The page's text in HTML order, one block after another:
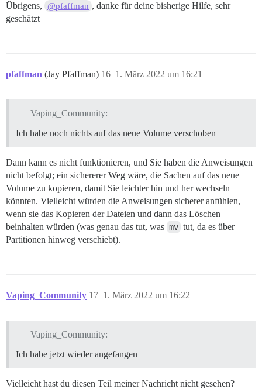
Übrigens, @pfaffman , danke für deine bisherige Hilfe, sehr
geschätzt
pfaffman (Jay Pfaffman) 1. März 2022 um 16:21
16
Vaping_Community:
Ich habe noch nichts auf das neue Volume verschoben
Dann kann es nicht funktionieren, und Sie haben die Anweisungen
nicht befolgt; ein sichererer Weg wäre, die Sachen auf das neue
Volume zu kopieren, damit Sie leichter hin und her wechseln
könnten. Vielleicht würden die Anweisungen sicherer anfühlen,
wenn sie das Kopieren der Dateien und dann das Löschen
beinhalten würden (was genau das tut, was mv tut, da es über
Partitionen hinweg verschiebt).
Vaping_Community 1. März 2022 um 16:22
17
Vaping_Community:
Ich habe jetzt wieder angefangen
Vielleicht hast du diesen Teil meiner Nachricht nicht gesehen?